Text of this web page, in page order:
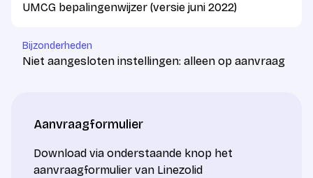
UMCG bepalingenwijzer (versie juni 2022)
Bijzonderheden
Niet aangesloten instellingen: alleen op aanvraag
Aanvraagformulier
Download via onderstaande knop het
aanvraagformulier van Linezolid